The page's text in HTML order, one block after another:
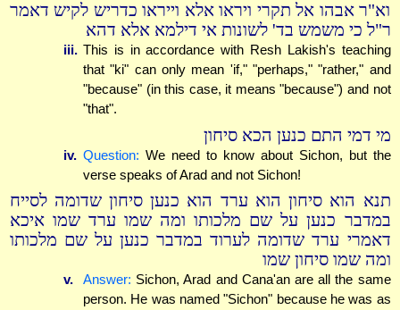
וא"ר אבהו אל תקרי ויראו אלא וייראו כדריש לקיש דאמר
ר"ל כי משמש בד' לשונות אי דילמא אלא דהא
iii. This is in accordance with Resh Lakish's teaching
that "ki" can only mean 'if," "perhaps," "rather," and
"because" (in this case, it means "because") and not
"that".
מי דמי התם כנען הכא סיחון
iv. Question: We need to know about Sichon, but the
verse speaks of Arad and not Sichon!
תנא הוא סיחון הוא ערד הוא כנען סיחון שדומה לסייח
במדבר כנען על שם מלכותו ומה שמו ערד שמו איכא
דאמרי ערד שדומה לערוד במדבר כנען על שם מלכותו
ומה שמו סיחון שמו
v. Answer: Sichon, Arad and Cana'an are all the same
person. He was named "Sichon" because he was as